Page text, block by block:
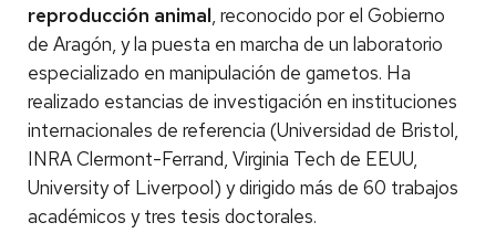
reproducción animal, reconocido por el Gobierno
de Aragón, y la puesta en marcha de un laboratorio
especializado en manipulación de gametos. Ha
realizado estancias de investigación en instituciones
internacionales de referencia (Universidad de Bristol,
INRA Clermont-Ferrand, Virginia Tech de EEUU,
University of Liverpool) y dirigido más de 60 trabajos
académicos y tres tesis doctorales.